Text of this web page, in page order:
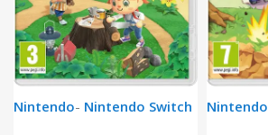
Nintendo- Nintendo Switch Nintendo